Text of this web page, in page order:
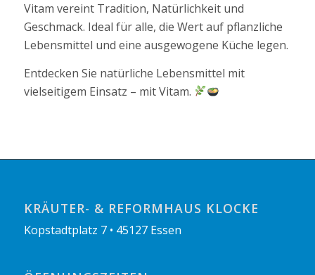
Vitam vereint Tradition, Natürlichkeit und
Geschmack. Ideal für alle, die Wert auf pflanzliche
Lebensmittel und eine ausgewogene Küche legen.
Entdecken Sie natürliche Lebensmittel mit
vielseitigem Einsatz – mit Vitam.
KRÄUTER- & REFORMHAUS KLOCKE
Kopstadtplatz 7 • 45127 Essen